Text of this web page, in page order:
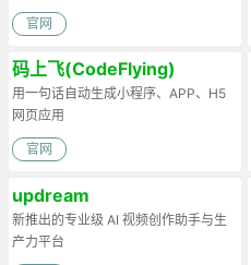
官网
码上飞(CodeFlying)
用一句话自动生成小程序、APP、H5
网页应用
官网
updream
新推出的专业级 AI 视频创作助手与生
产力平台